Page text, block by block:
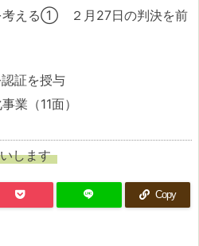
考える① ２月27日の判決を前
証を授与
業（11面）
します
Copy